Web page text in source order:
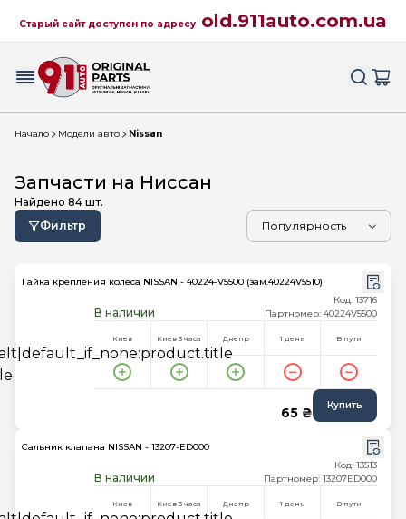
Старый сайт доступен по адресу old.911auto.com.ua
Начало Модели авто Nissan
Запчасти на Ниссан
Найдено 84 шт.
Фильтр
Гайка крепления колеса NISSAN - 40224-V5500 (зам.40224V5510)
В наличии
Код: 13716
Партномер: 40224V5500
Киев Киев 3 часа Днепр 1 день В пути
65 ₴ Купить
Сальник клапана NISSAN - 13207-ED000
В наличии
Код: 13513
Партномер: 13207ED000
Киев Киев 3 часа Днепр 1 день В пути